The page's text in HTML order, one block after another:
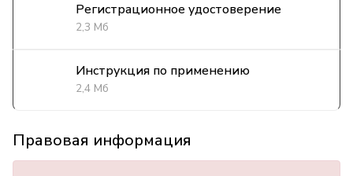
Регистрационное удостоверение
2,3 Мб
Инструкция по применению
2,4 Мб
Правовая информация